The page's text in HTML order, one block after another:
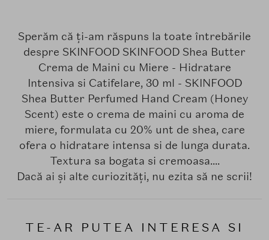
Sperăm că ți-am răspuns la toate întrebările
despre SKINFOOD SKINFOOD Shea Butter
Crema de Maini cu Miere - Hidratare
Intensiva si Catifelare, 30 ml - SKINFOOD
Shea Butter Perfumed Hand Cream (Honey
Scent) este o crema de maini cu aroma de
miere, formulata cu 20% unt de shea, care
ofera o hidratare intensa si de lunga durata.
Textura sa bogata si cremoasa....
Dacă ai și alte curiozități, nu ezita să ne scrii!
TE-AR PUTEA INTERESA SI